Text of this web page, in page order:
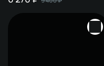
матовый черный, матовое